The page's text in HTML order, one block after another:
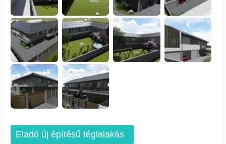
Eladó új építésű téglalakás